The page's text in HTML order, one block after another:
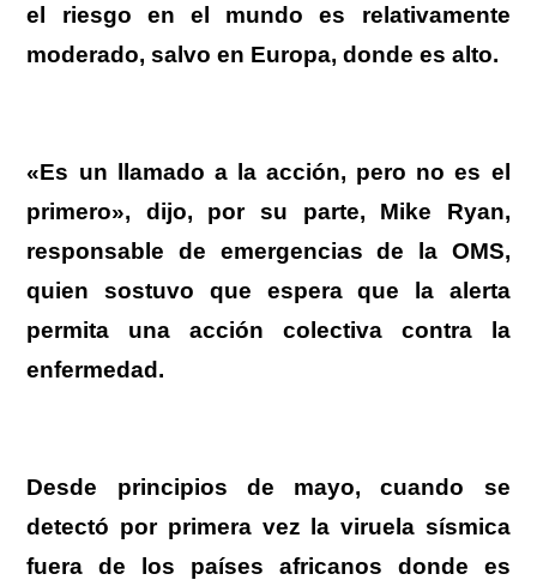
el riesgo en el mundo es relativamente
moderado, salvo en Europa, donde es alto.
«Es un llamado a la acción, pero no es el
primero», dijo, por su parte, Mike Ryan,
responsable de emergencias de la OMS,
quien sostuvo que espera que la alerta
permita una acción colectiva contra la
enfermedad.
Desde principios de mayo, cuando se
detectó por primera vez la viruela sísmica
fuera de los países africanos donde es